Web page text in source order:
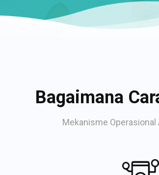
Bagaimana
Mekanisme Operasional